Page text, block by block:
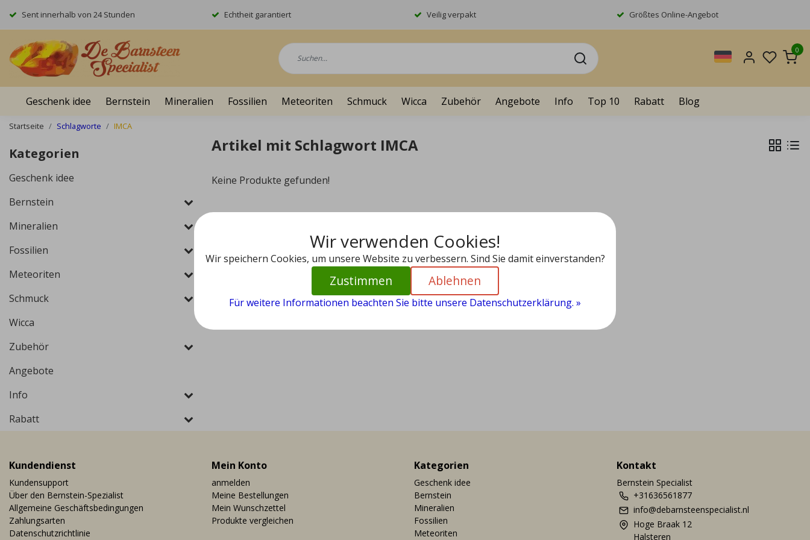
Sent innerhalb von 24 Stunden Echtheit garantiert Veilig verpakt Größtes Online-Angebot
0
Geschenk idee Bernstein Mineralien Fossilien Meteoriten Schmuck Wicca Zubehör Angebote Info Top 10 Rabatt Blog
Startseite Schlagworte IMCA
Kategorien
Geschenk idee
Bernstein
Mineralien
Fossilien
Meteoriten
Schmuck
Wicca
Zubehör
Angebote
Info
Rabatt
Artikel mit Schlagwort IMCA
Keine Produkte gefunden!
Kundendienst
Kundensupport
Über den Bernstein-Spezialist
Allgemeine Geschäftsbedingungen
Zahlungsarten
Datenschutzrichtlinie
Mein Konto
anmelden
Meine Bestellungen
Mein Wunschzettel
Produkte vergleichen
Kategorien
Geschenk idee
Bernstein
Mineralien
Fossilien
Meteoriten
Kontakt
Bernstein Specialist
+31636561877
info@debarnsteenspecialist.nl
Hoge Braak 12
Halsteren
Wir verwenden Cookies!
Wir speichern Cookies, um unsere Website zu verbessern. Sind Sie damit einverstanden?
Zustimmen Ablehnen
Für weitere Informationen beachten Sie bitte unsere Datenschutzerklärung. »